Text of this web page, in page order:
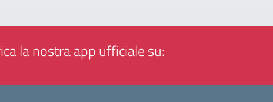
la nostra app ufficiale su: